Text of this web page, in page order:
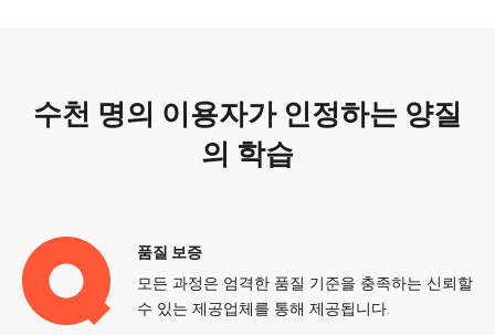
수천 명의 이용자가 인정하는 양질
의 학습
품질 보증
모든 과정은 엄격한 품질 기준을 충족하는 신뢰할
수 있는 제공업체를 통해 제공됩니다.